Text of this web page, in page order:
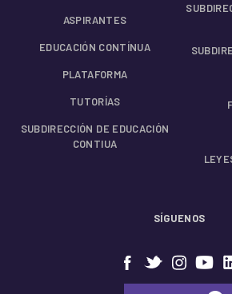
ASPIRANTES
EDUCACIÓN CONTÍNUA
PLATAFORMA
TUTORÍAS
SUBDIRECCIÓN DE EDUCACIÓN
CONTIUA
SÍGUENOS